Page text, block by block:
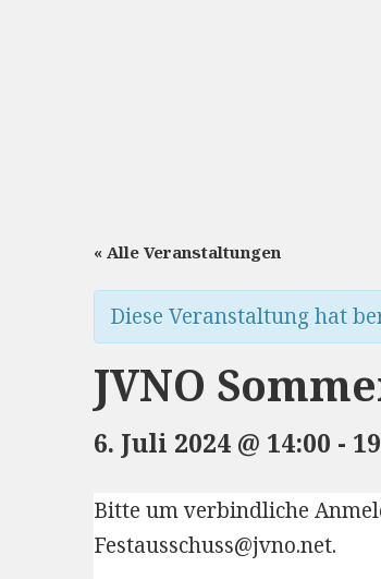
« Alle Veranstaltungen
Diese Veranstaltung hat
JVNO
6. Juli 2024 @ 14:00 -
Bitte um verbindliche
Festausschuss@jvno.net.